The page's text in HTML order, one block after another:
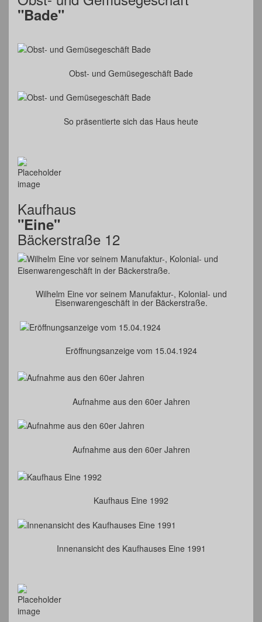
"Bade"
Obst- und Gemüsegeschäft Bade
So präsentierte sich das Haus heute
Kaufhaus
"Eine"
Bäckerstraße 12
Wilhelm Eine vor seinem Manufaktur-, Kolonial- und
Eisenwarengeschäft in der Bäckerstraße.
Eröffnungsanzeige vom 15.04.1924
Aufnahme aus den 60er Jahren
Aufnahme aus den 60er Jahren
Kaufhaus Eine 1992
Innenansicht des Kaufhauses Eine 1991